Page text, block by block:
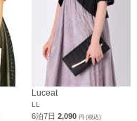
Luceat
LL
6泊7日2,090円 (税込)